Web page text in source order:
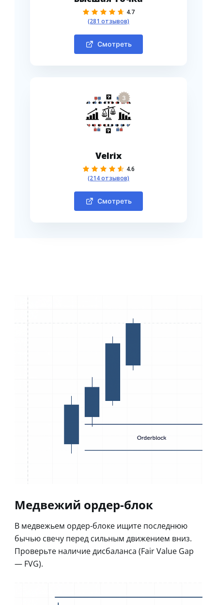
4.7
(281 отзывов)
Смотреть
3
Velrix
4.6
(214 отзывов)
Смотреть
Медвежий ордер-блок
В медвежьем ордер-блоке ищите последнюю
бычью свечу перед сильным движением вниз.
Проверьте наличие дисбаланса (Fair Value Gap
— FVG).